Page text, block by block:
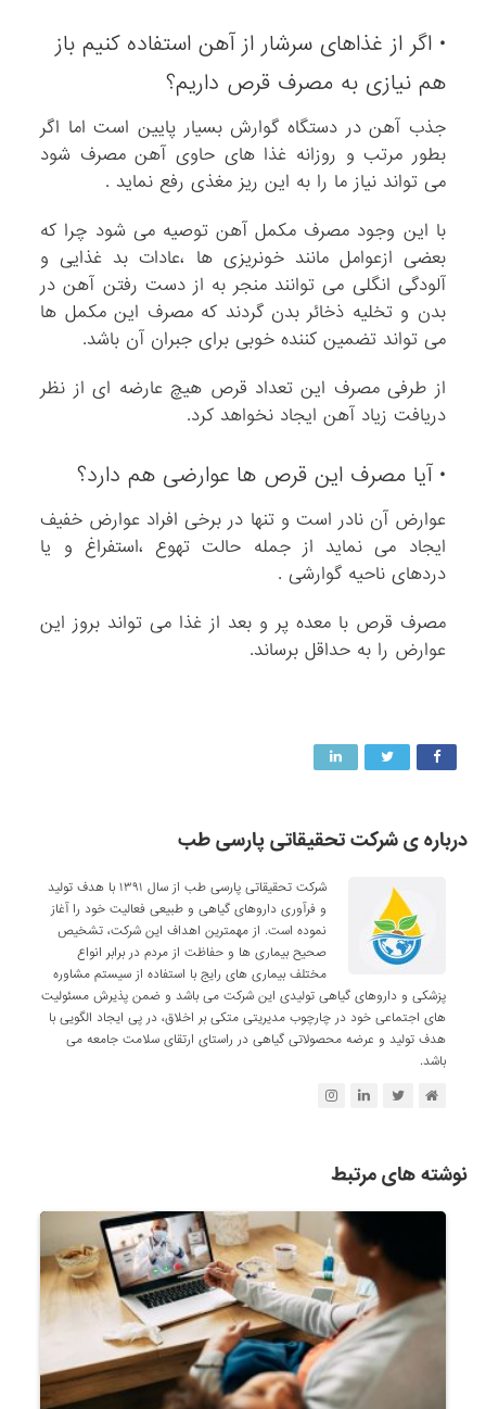
• اگر از غذاهای سرشار از آهن استفاده کنیم باز
هم نیازی به مصرف قرص داریم؟
جذب آهن در دستگاه گوارش بسیار پایین است اما اگر
بطور مرتب و روزانه غذا های حاوی آهن مصرف شود
می تواند نیاز ما را به این ریز مغذی رفع نماید .
با این وجود مصرف مکمل آهن توصیه می شود چرا که
بعضی ازعوامل مانند خونریزی ها ،عادات بد غذایی و
آلودگی انگلی می توانند منجر به از دست رفتن آهن در
بدن و تخلیه ذخائر بدن گردند که مصرف این مکمل ها
می تواند تضمین کننده خوبی برای جبران آن باشد.
از طرفی مصرف این تعداد قرص هیچ عارضه ای از نظر
دریافت زیاد آهن ایجاد نخواهد کرد.
• آیا مصرف این قرص ها عوارضی هم دارد؟
عوارض آن نادر است و تنها در برخی افراد عوارض خفیف
ایجاد می نماید از جمله حالت تهوع ،استفراغ و یا
دردهای ناحیه گوارشی .
مصرف قرص با معده پر و بعد از غذا می تواند بروز این
عوارض را به حداقل برساند.
درباره ی شرکت تحقیقاتی پارسی طب
شرکت تحقیقاتی پارسی طب از سال ۱۳۹۱ با هدف تولید
و فرآوری داروهای گیاهی و طبیعی فعالیت خود را آغاز
نموده است. از مهمترین اهداف این شرکت، تشخیص
صحیح بیماری ها و حفاظت از مردم در برابر انواع
مختلف بیماری های رایج با استفاده از سیستم مشاوره
پزشکی و داروهای گیاهی تولیدی این شرکت می باشد و ضمن پذیرش مسئولیت
های اجتماعی خود در چارچوب مدیریتی متکی بر اخلاق، در پی ایجاد الگویی با
هدف تولید و عرضه محصولاتی گیاهی در راستای ارتقای سلامت جامعه می
باشد.
نوشته های مرتبط